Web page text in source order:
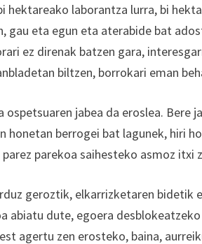
hektareako laborantza lurra, bi
gau eta egun eta aterabide bat
ez direnak batzen gara,
biltzen, borrokari eman
jabea da eroslea. Bere
berrogei bat lagunek, hiri
parekoa saihesteko asmoz itxi
geroztik, elkarrizketaren bidetik
abiatu dute, egoera
agertu zen erosteko, baina,